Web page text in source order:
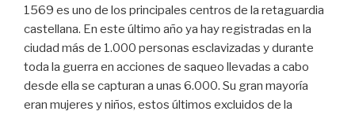
1569 es uno de los principales centros de la retaguardia
castellana. En este último año ya hay registradas en la
ciudad más de 1.000 personas esclavizadas y durante
toda la guerra en acciones de saqueo llevadas a cabo
desde ella se capturan a unas 6.000. Su gran mayoría
eran mujeres y niños, estos últimos excluidos de la